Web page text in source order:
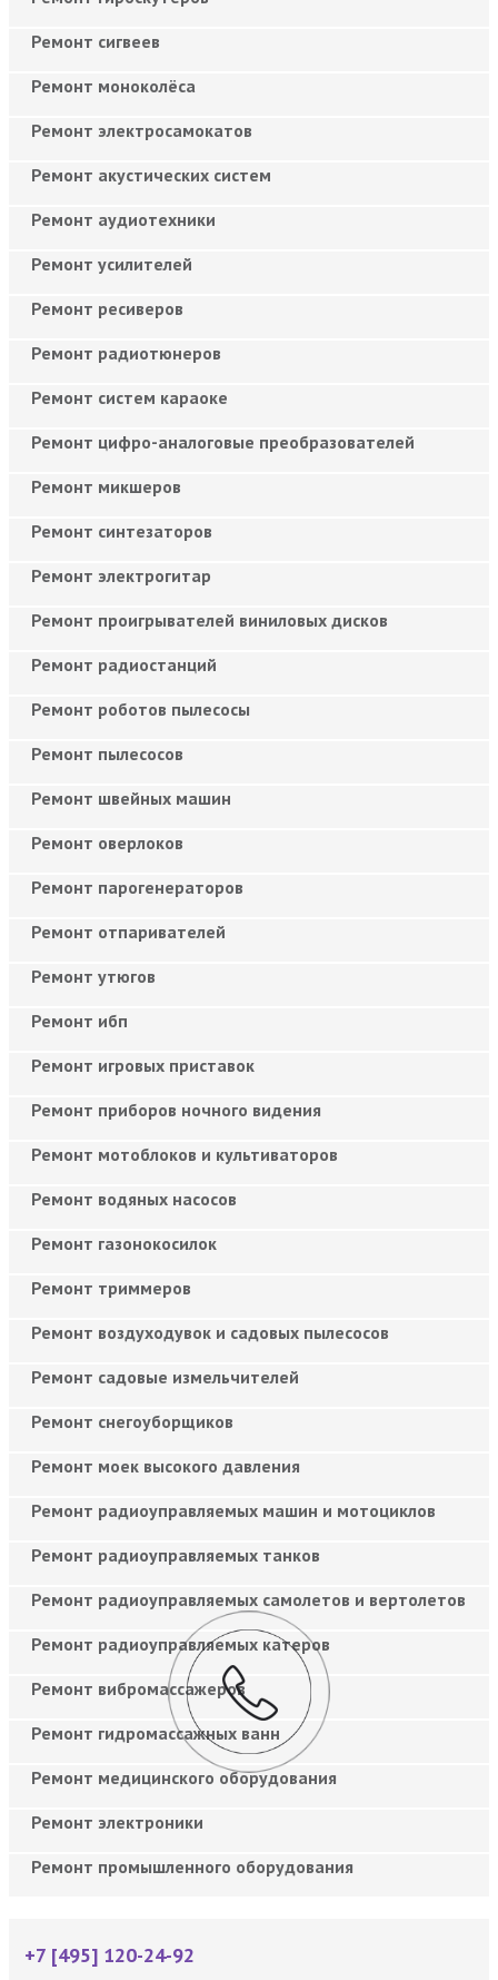
Ремонт сигвеев
Ремонт моноколёса
Ремонт электросамокатов
Ремонт акустических систем
Ремонт аудиотехники
Ремонт усилителей
Ремонт ресиверов
Ремонт радиотюнеров
Ремонт систем караоке
Ремонт цифро-аналоговые преобразователей
Ремонт микшеров
Ремонт синтезаторов
Ремонт электрогитар
Ремонт проигрывателей виниловых дисков
Ремонт радиостанций
Ремонт роботов пылесосы
Ремонт пылесосов
Ремонт швейных машин
Ремонт оверлоков
Ремонт парогенераторов
Ремонт отпаривателей
Ремонт утюгов
Ремонт ибп
Ремонт игровых приставок
Ремонт приборов ночного видения
Ремонт мотоблоков и культиваторов
Ремонт водяных насосов
Ремонт газонокосилок
Ремонт триммеров
Ремонт воздуходувок и садовых пылесосов
Ремонт садовые измельчителей
Ремонт снегоуборщиков
Ремонт моек высокого давления
Ремонт радиоуправляемых машин и мотоциклов
Ремонт радиоуправляемых танков
Ремонт радиоуправляемых самолетов и вертолетов
Ремонт радиоуправляемых катеров
Ремонт вибромассажеров
Ремонт гидромассажных ванн
Ремонт медицинского оборудования
Ремонт электроники
Ремонт промышленного оборудования
+7 [495] 120-24-92